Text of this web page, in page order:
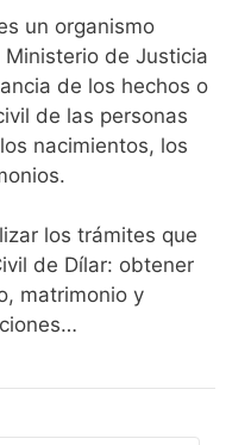
un organismo
de Justicia
de los hechos o
de las personas
nacimientos, los
los trámites que
de Dílar: obtener
matrimonio y